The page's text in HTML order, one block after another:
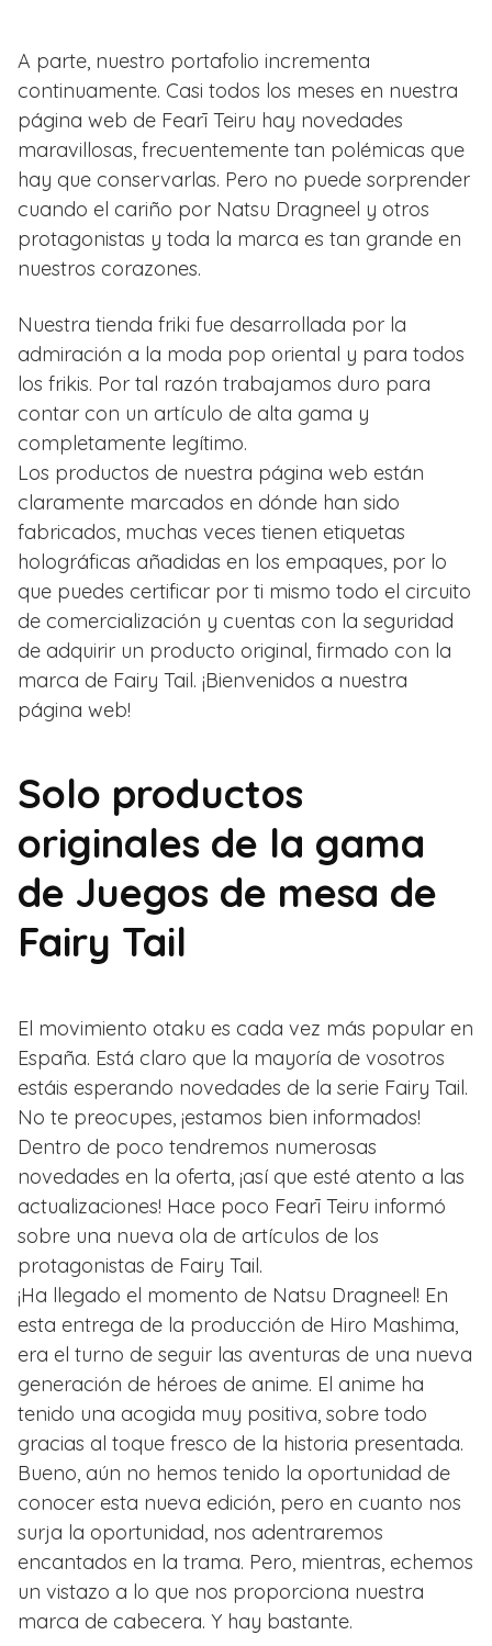
A parte, nuestro portafolio incrementa
continuamente. Casi todos los meses en nuestra
página web de Fearī Teiru hay novedades
maravillosas, frecuentemente tan polémicas que
hay que conservarlas. Pero no puede sorprender
cuando el cariño por Natsu Dragneel y otros
protagonistas y toda la marca es tan grande en
nuestros corazones.
Nuestra tienda friki fue desarrollada por la
admiración a la moda pop oriental y para todos
los frikis. Por tal razón trabajamos duro para
contar con un artículo de alta gama y
completamente legítimo.
Los productos de nuestra página web están
claramente marcados en dónde han sido
fabricados, muchas veces tienen etiquetas
holográficas añadidas en los empaques, por lo
que puedes certificar por ti mismo todo el circuito
de comercialización y cuentas con la seguridad
de adquirir un producto original, firmado con la
marca de Fairy Tail. ¡Bienvenidos a nuestra
página web!
Solo productos
originales de la gama
de Juegos de mesa de
Fairy Tail
El movimiento otaku es cada vez más popular en
España. Está claro que la mayoría de vosotros
estáis esperando novedades de la serie Fairy Tail.
No te preocupes, ¡estamos bien informados!
Dentro de poco tendremos numerosas
novedades en la oferta, ¡así que esté atento a las
actualizaciones! Hace poco Fearī Teiru informó
sobre una nueva ola de artículos de los
protagonistas de Fairy Tail.
¡Ha llegado el momento de Natsu Dragneel! En
esta entrega de la producción de Hiro Mashima,
era el turno de seguir las aventuras de una nueva
generación de héroes de anime. El anime ha
tenido una acogida muy positiva, sobre todo
gracias al toque fresco de la historia presentada.
Bueno, aún no hemos tenido la oportunidad de
conocer esta nueva edición, pero en cuanto nos
surja la oportunidad, nos adentraremos
encantados en la trama. Pero, mientras, echemos
un vistazo a lo que nos proporciona nuestra
marca de cabecera. Y hay bastante.